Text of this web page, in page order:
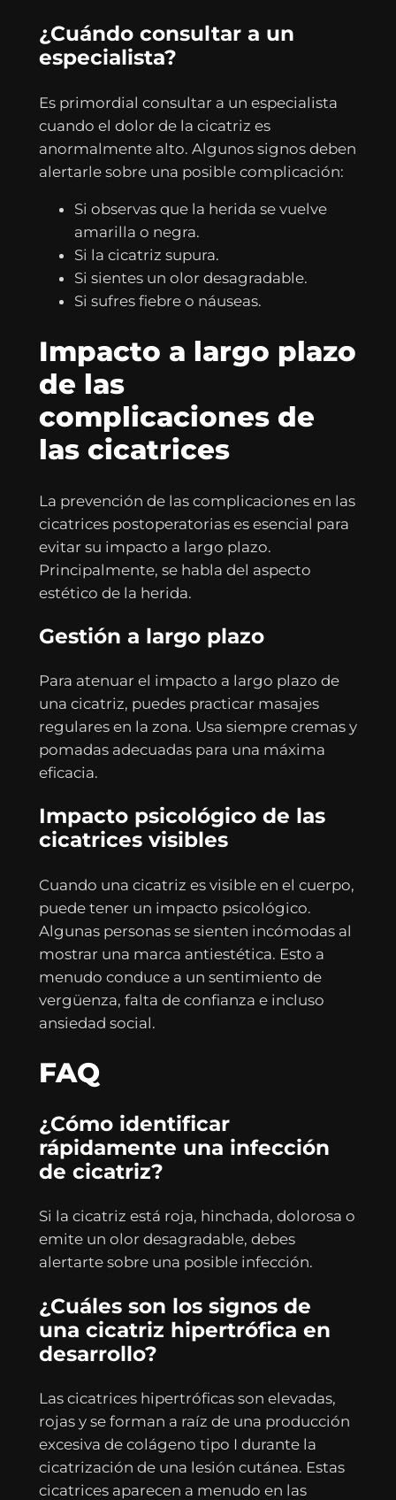
¿Cuándo consultar a un
especialista?
Es primordial consultar a un especialista
cuando el dolor de la cicatriz es
anormalmente alto. Algunos signos deben
alertarle sobre una posible complicación:
Si observas que la herida se vuelve
amarilla o negra.
Si la cicatriz supura.
Si sientes un olor desagradable.
Si sufres fiebre o náuseas.
Impacto a largo plazo
de las
complicaciones de
las cicatrices
La prevención de las complicaciones en las
cicatrices postoperatorias es esencial para
evitar su impacto a largo plazo.
Principalmente, se habla del aspecto
estético de la herida.
Gestión a largo plazo
Para atenuar el impacto a largo plazo de
una cicatriz, puedes practicar masajes
regulares en la zona. Usa siempre cremas y
pomadas adecuadas para una máxima
eficacia.
Impacto psicológico de las
cicatrices visibles
Cuando una cicatriz es visible en el cuerpo,
puede tener un impacto psicológico.
Algunas personas se sienten incómodas al
mostrar una marca antiestética. Esto a
menudo conduce a un sentimiento de
vergüenza, falta de confianza e incluso
ansiedad social.
FAQ
¿Cómo identificar
rápidamente una infección
de cicatriz?
Si la cicatriz está roja, hinchada, dolorosa o
emite un olor desagradable, debes
alertarte sobre una posible infección.
¿Cuáles son los signos de
una cicatriz hipertrófica en
desarrollo?
Las cicatrices hipertróficas son elevadas,
rojas y se forman a raíz de una producción
excesiva de colágeno tipo I durante la
cicatrización de una lesión cutánea. Estas
cicatrices aparecen a menudo en las